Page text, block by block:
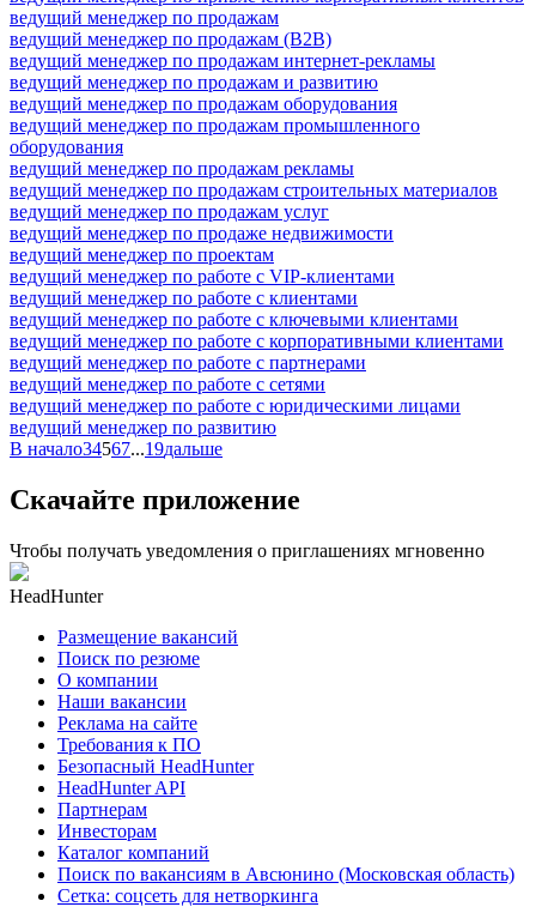
ведущий менеджер по продажам
ведущий менеджер по продажам (B2B)
ведущий менеджер по продажам интернет-рекламы
ведущий менеджер по продажам и развитию
ведущий менеджер по продажам оборудования
ведущий менеджер по продажам промышленного
оборудования
ведущий менеджер по продажам рекламы
ведущий менеджер по продажам строительных материалов
ведущий менеджер по продажам услуг
ведущий менеджер по продаже недвижимости
ведущий менеджер по проектам
ведущий менеджер по работе с VIP-клиентами
ведущий менеджер по работе с клиентами
ведущий менеджер по работе с ключевыми клиентами
ведущий менеджер по работе с корпоративными клиентами
ведущий менеджер по работе с партнерами
ведущий менеджер по работе с сетями
ведущий менеджер по работе с юридическими лицами
ведущий менеджер по развитию
В начало34567...19дальше
Скачайте приложение
Чтобы получать уведомления о приглашениях мгновенно
HeadHunter
Размещение вакансий
Поиск по резюме
О компании
Наши вакансии
Реклама на сайте
Требования к ПО
Безопасный HeadHunter
HeadHunter API
Партнерам
Инвесторам
Каталог компаний
Поиск по вакансиям в Авсюнино (Московская область)
Сетка: соцсеть для нетворкинга